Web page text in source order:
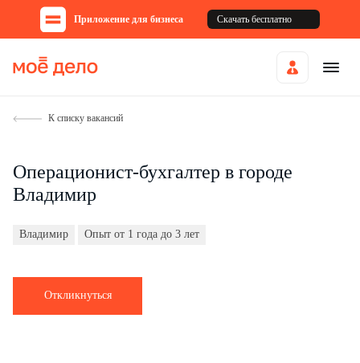
Приложение для бизнеса Скачать бесплатно
К списку вакансий
Операционист-бухгалтер в городе
Владимир
Владимир Опыт от 1 года до 3 лет
Откликнуться